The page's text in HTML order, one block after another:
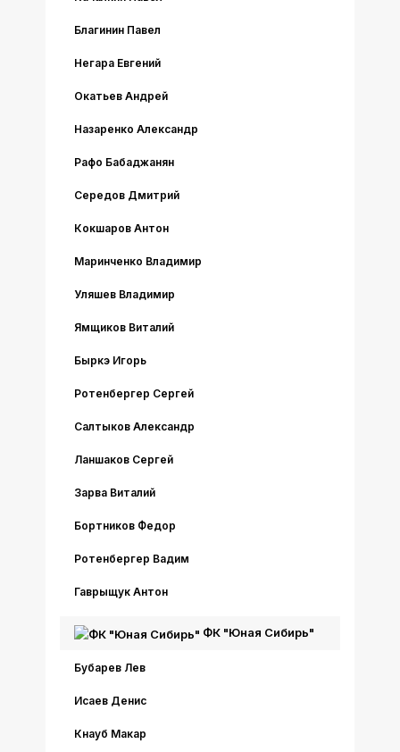
Благинин Павел
Негара Евгений
Окатьев Андрей
Назаренко Александр
Рафо Бабаджанян
Середов Дмитрий
Кокшаров Антон
Маринченко Владимир
Уляшев Владимир
Ямщиков Виталий
Быркэ Игорь
Ротенбергер Сергей
Салтыков Александр
Ланшаков Сергей
Зарва Виталий
Бортников Федор
Ротенбергер Вадим
Гаврыщук Антон
ФК "Юная Сибирь"
Бубарев Лев
Исаев Денис
Кнауб Макар